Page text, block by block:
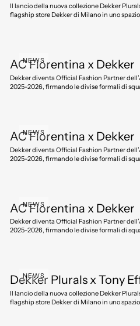
Il lancio della nuova collezione Dekker
flagship store Dekker di Milano in uno
NEWS
AC Fiorentina x Dekker
Dekker diventa Official Fashion Partner dell’ACF Fiorentina per tre stagioni dal
2025-2026, firmando le divise formali di
NEWS
AC Fiorentina x Dekker
Dekker diventa Official Fashion Partner dell’ACF Fiorentina per tre stagioni dal
2025-2026, firmando le divise formali di
NEWS
AC Fiorentina x Dekker
Dekker diventa Official Fashion Partner dell’ACF Fiorentina per tre stagioni dal
2025-2026, firmando le divise formali di
NEWS
Dekker Plurals x Tony
Il lancio della nuova collezione Dekker
flagship store Dekker di Milano in uno